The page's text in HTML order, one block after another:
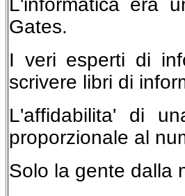
L'informatica era
Gates.
I veri esperti di
scrivere libri di
L'affidabilita' di
proporzionale al
Solo la gente dalla